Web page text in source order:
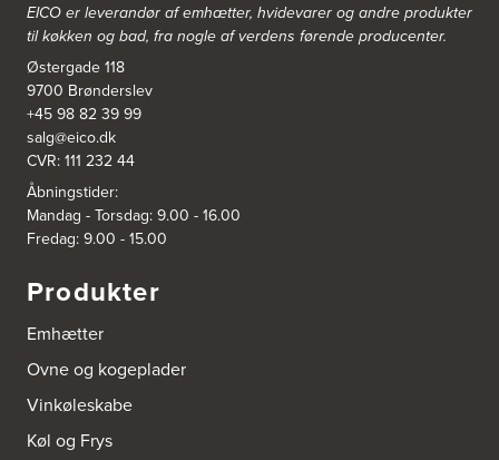
EICO er leverandør af emhætter, hvidevarer ogandre produkter
til køkken og bad, fra nogle af verdens førende producenter.
Østergade 118
9700 Brønderslev
+45 98 82 39 99
salg@eico.dk
CVR: 111 232 44
Åbningstider:
Mandag - Torsdag: 9.00 - 16.00
Fredag: 9.00 - 15.00
Produkter
Emhætter
Ovne og kogeplader
Vinkøleskabe
Køl og Frys